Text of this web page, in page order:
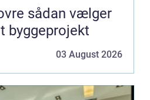
byggeprojekt
03 August 2026